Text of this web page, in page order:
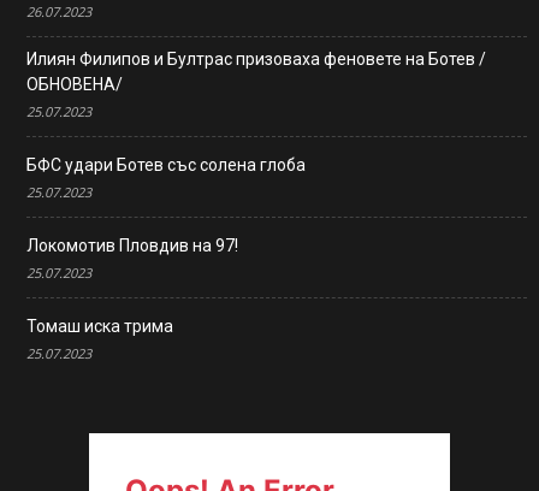
26.07.2023
Илиян Филипов и Бултрас призоваха феновете на Ботев /
ОБНОВЕНА/
25.07.2023
БФС удари Ботев със солена глоба
25.07.2023
Локомотив Пловдив на 97!
25.07.2023
Томаш иска трима
25.07.2023